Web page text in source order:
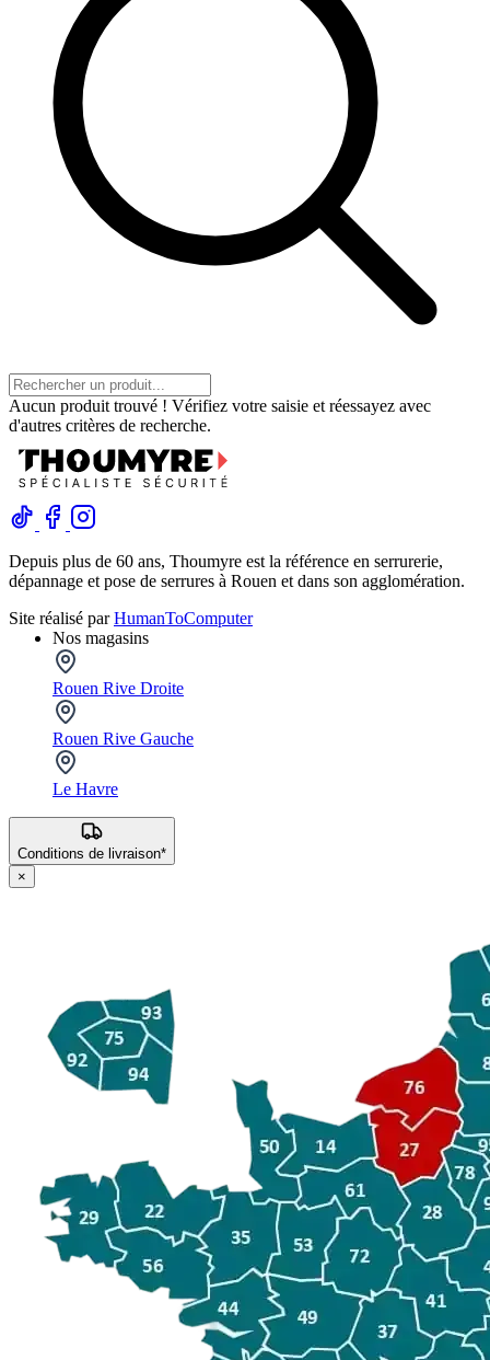
Aucun produit trouvé ! Vérifiez votre saisie et réessayez avec
d'autres critères de recherche.
Depuis plus de 60 ans, Thoumyre est la référence en serrurerie,
dépannage et pose de serrures à Rouen et dans son agglomération.
Site réalisé parHumanToComputer
Nos magasins
Rouen Rive Droite
Rouen Rive Gauche
Le Havre
Conditions de livraison*
×